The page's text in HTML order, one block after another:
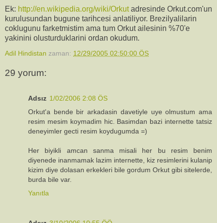
Ek: http://en.wikipedia.org/wiki/Orkutadresinde Orkut.com'un
kurulusundan bugune tarihcesi anlatiliyor. Brezilyalilarin
coklugunu farketmistim ama tum Orkut ailesinin %70'e
yakinini olusturduklarini ordan okudum.
Adil Hindistan zaman: 12/29/2005 02:50:00 ÖS
29 yorum:
Adsız 1/02/2006 2:08 ÖS
Orkut'a bende bir arkadasin davetiyle uye olmustum ama
resim mesim koymadim hic. Basimdan bazi internette tatsiz
deneyimler gecti resim koydugumda =)
Her biyikli amcan sanma misali her bu resim benim
diyenede inanmamak lazim internette, kiz resimlerini kulanip
kizim diye dolasan erkekleri bile gordum Orkut gibi sitelerde,
burda bile var.
Yanıtla